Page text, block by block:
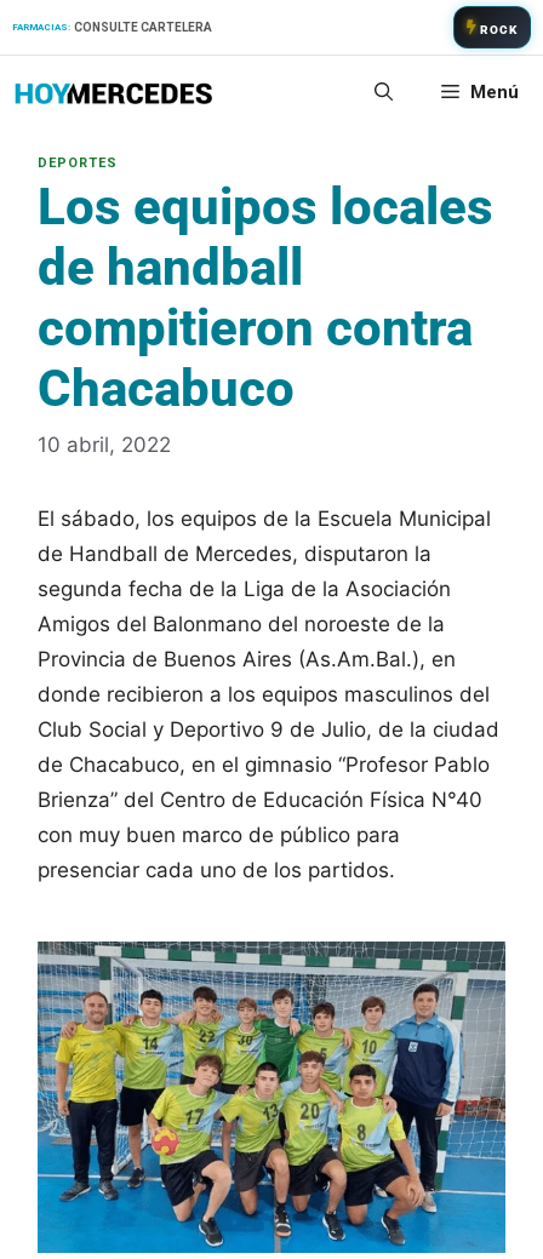
FARMACIAS: CONSULTE CARTELERA ROCK
Menú
Los equipos locales
de handball
compitieron contra
Chacabuco
10 abril, 2022
El sábado, los equipos de la Escuela Municipal
de Handball de Mercedes, disputaron la
segunda fecha de la Liga de la Asociación
Amigos del Balonmano del noroeste de la
Provincia de Buenos Aires (As.Am.Bal.), en
donde recibieron a los equipos masculinos del
Club Social y Deportivo 9 de Julio, de la ciudad
de Chacabuco, en el gimnasio “Profesor Pablo
Brienza” del Centro de Educación Física N°40
con muy buen marco de público para
presenciar cada uno de los partidos.